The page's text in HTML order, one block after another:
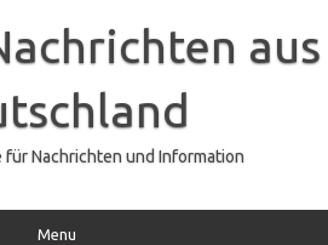
aus
für Nachrichten und Information
Menu